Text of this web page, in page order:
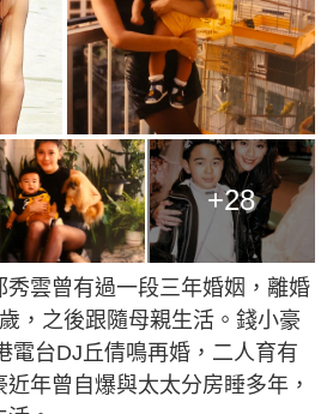
+28
雲曾有過一段三年婚姻，離婚
，之後跟隨母親生活。錢小豪
電台DJ丘倩鳴再婚，二人育有
年曾自爆與太太分房睡多年，